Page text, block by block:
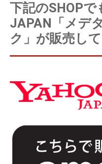
下記のSHOPで
JAPAN「メデ
ク」が販売し